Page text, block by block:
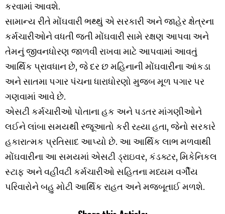
કરવામાં આવશે.
સામાન્ય રીતે મોંઘવારી ભથ્થું એ સરકારી અને જાહેર ક્ષેત્રના
કર્મચારીઓને વધતી જતી મોંઘવારી સામે રક્ષણ આપવા અને
તેમનું જીવનધોરણ જાળવી રાખવા માટે આપવામાં આવતું
આર્થિક પ્રાવધાન છે, જે દર છ મહિનાની મોંઘવારીના આંકડા
અને સાતમા પગાર પંચના ધારાધોરણો મુજબ મૂળ પગાર પર
ગણવામાં આવે છે.
એસટી કર્મચારીઓ પોતાના હક અને પડતર માંગણીઓને
લઈને લાંબા સમયથી રજૂઆતો કરી રહ્યા હતા, જેનો સરકારે
હકારાત્મક પ્રતિસાદ આપ્યો છે. આ આર્થિક લાભ મળવાથી
મોંઘવારીના આ સમયમાં એસટી ડ્રાઇવર, કંડક્ટર, મિકેનિકલ
સ્ટાફ અને વહીવટી કર્મચારીઓ સહિતના મધ્યમ વર્ગીય
પરિવારોને બહુ મોટી આર્થિક રાહત અને મજબૂતાઈ મળશે.